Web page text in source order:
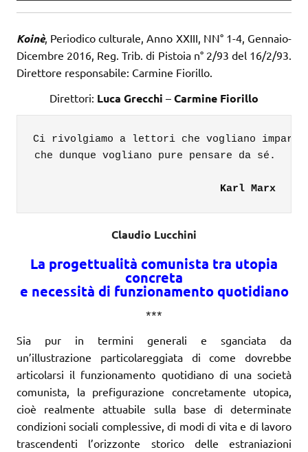
Koinè, Periodico culturale, Anno XXIII, NN° 1-4, Gennaio-
Dicembre 2016, Reg. Trib. di Pistoia n° 2/93 del 16/2/93.
Direttore responsabile: Carmine Fiorillo.
Direttori: Luca Grecchi – Carmine Fiorillo
Ci rivolgiamo a lettori che vogliano
che dunque vogliano pure pensare da sé.
Karl Marx
Claudio Lucchini
La progettualità comunista tra utopia
concreta
e necessità di funzionamento quotidiano
***
Sia pur in termini generali e sganciata da
un’illustrazione particolareggiata di come dovrebbe
articolarsi il funzionamento quotidiano di una società
comunista, la prefigurazione concretamente utopica,
cioè realmente attuabile sulla base di determinate
condizioni sociali complessive, di modi di vita e di lavoro
trascendenti l’orizzonte storico delle estraniazioni